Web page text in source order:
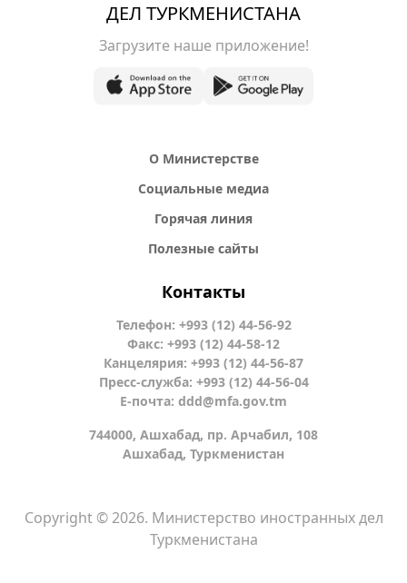
ДЕЛ ТУРКМЕНИСТАНА
Загрузите наше приложение!
О Министерстве
Социальные медиа
Горячая линия
Полезные сайты
Контакты
Телефон: +993 (12) 44-56-92
Факс: +993 (12) 44-58-12
Канцелярия: +993 (12) 44-56-87
Пресс-служба: +993 (12) 44-56-04
Е-почта: ddd@mfa.gov.tm
744000, Ашхабад, пр. Арчабил, 108
Ашхабад, Туркменистан
Copyright © 2026. Министерство иностранных дел
Туркменистана